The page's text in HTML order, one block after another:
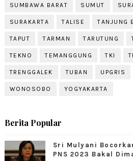
SUMBAWA BARAT SUMUT
SURAKARTA TALISE TANJUNG
TAPUT TARMAN TARUTUNG
TEKNO TEMANGGUNG TKI
TRENGGALEK TUBAN UPGRIS
WONOSOBO YOGYAKARTA
Berita Popular
Sri Mulyani
PNS 2023 Bakal